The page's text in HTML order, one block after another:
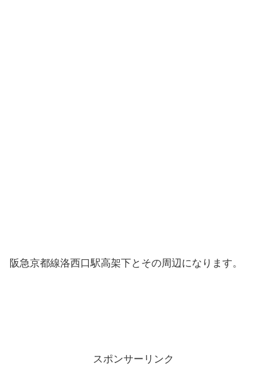
阪急京都線洛西口駅高架下とその周辺になります。
スポンサーリンク